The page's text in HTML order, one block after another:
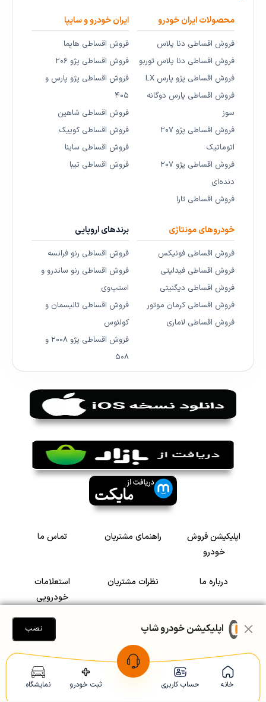
خانه حساب کاربری ثبت خودرو نمایشگاه
محصولات ایران خودرو
فروش اقساطی دنا پلاس
فروش اقساطی دنا پلاس توربو
فروش اقساطی پژو پارس LX
فروش اقساطی پارس دوگانه
سوز
فروش اقساطی پژو ۲۰۷
اتوماتیک
فروش اقساطی پژو ۲۰۷
دنده‌ای
فروش اقساطی تارا
ایران خودرو و سایپا
فروش اقساطی هایما
فروش اقساطی پژو ۲۰۶
فروش اقساطی پژو پارس و
۴۰۵
فروش اقساطی شاهین
فروش اقساطی کوییک
فروش اقساطی ساینا
فروش اقساطی تیبا
خودروهای مونتاژی
فروش اقساطی فونیکس
فروش اقساطی فیدلیتی
فروش اقساطی دیگنیتی
فروش اقساطی کرمان موتور
فروش اقساطی لاماری
برندهای اروپایی
فروش اقساطی رنو فرانسه
فروش اقساطی رنو ساندرو و
استپ‌وی
فروش اقساطی تالیسمان و
کولئوس
فروش اقساطی پژو ۲۰۰۸ و
۵۰۸
اپلیکیشن فروش
خودرو
راهنمای مشتریان تماس ما
درباره ما نظرات مشتریان
استعلامات
خودرویی
سرمایه گذاری در
رضایت مشتریان
Copyright © 2005-2026 Khodroshop.ir
اپلیکیشن خودرو شاپ نصب